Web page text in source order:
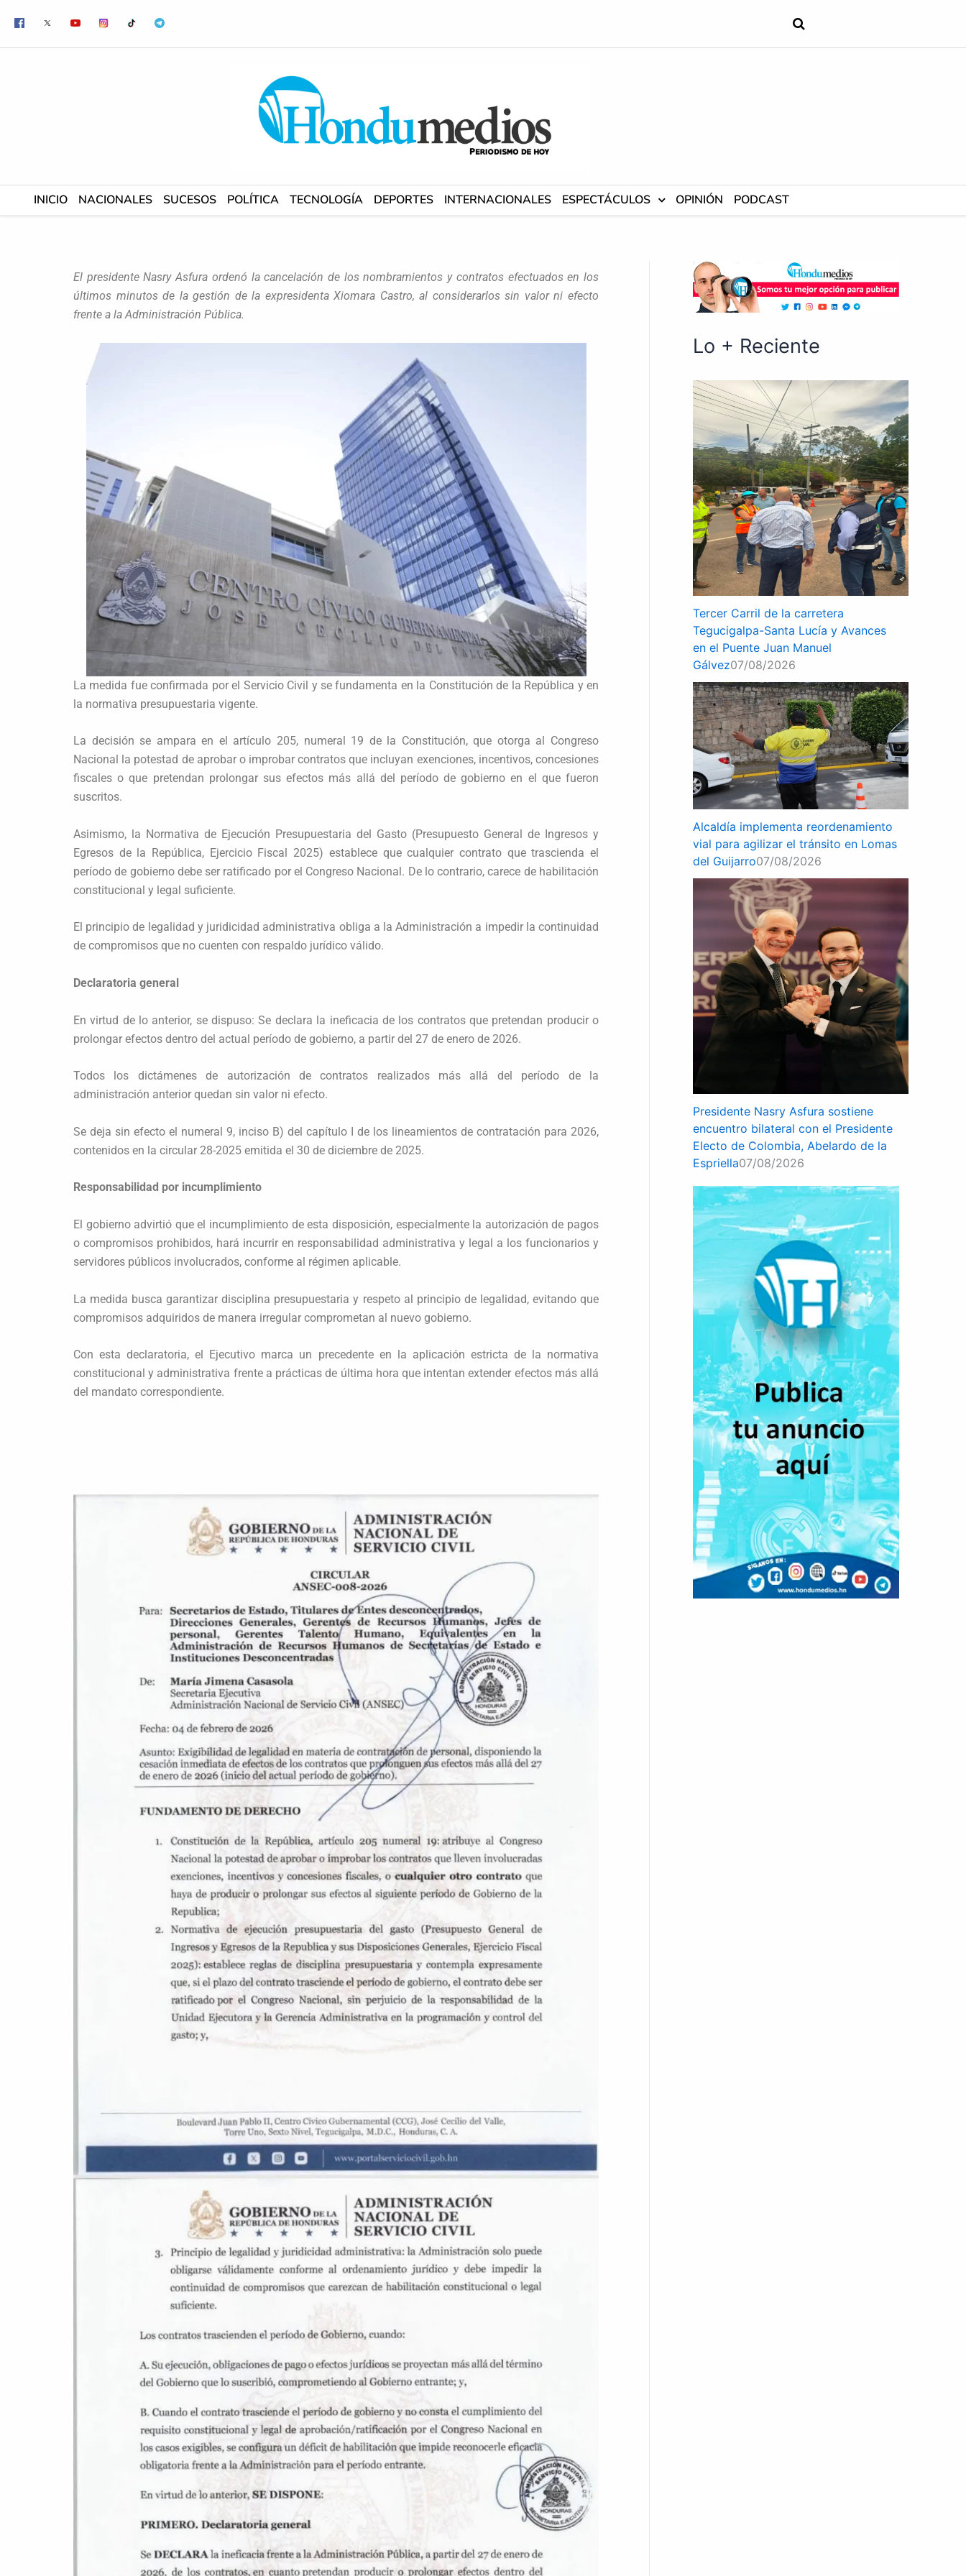
contenido
INICIO NACIONALES SUCESOS POLÍTICA TECNOLOGÍA DEPORTES INTERNACIONALES ESPECTÁCULOS OPINIÓN PODCAST
El presidente Nasry Asfura ordenó la cancelación de los nombramientos y contratos efectuados en los
últimos minutos de la gestión de la expresidenta Xiomara Castro, al considerarlos sin valor ni efecto
frente a la Administración Pública.
La medida fue confirmada por el Servicio Civil y se fundamenta en la Constitución de la República y en
la normativa presupuestaria vigente.
La decisión se ampara en el artículo 205, numeral 19 de la Constitución, que otorga al Congreso
Nacional la potestad de aprobar o improbar contratos que incluyan exenciones, incentivos, concesiones
fiscales o que pretendan prolongar sus efectos más allá del período de gobierno en el que fueron
suscritos.
Asimismo, la Normativa de Ejecución Presupuestaria del Gasto (Presupuesto General de Ingresos y
Egresos de la República, Ejercicio Fiscal 2025) establece que cualquier contrato que trascienda el
período de gobierno debe ser ratificado por el Congreso Nacional. De lo contrario, carece de habilitación
constitucional y legal suficiente.
El principio de legalidad y juridicidad administrativa obliga a la Administración a impedir la continuidad
de compromisos que no cuenten con respaldo jurídico válido.
Declaratoria general
En virtud de lo anterior, se dispuso: Se declara la ineficacia de los contratos que pretendan producir o
prolongar efectos dentro del actual período de gobierno, a partir del 27 de enero de 2026.
Todos los dictámenes de autorización de contratos realizados más allá del período de la
administración anterior quedan sin valor ni efecto.
Se deja sin efecto el numeral 9, inciso B) del capítulo I de los lineamientos de contratación para 2026,
contenidos en la circular 28-2025 emitida el 30 de diciembre de 2025.
Responsabilidad por incumplimiento
El gobierno advirtió que el incumplimiento de esta disposición, especialmente la autorización de pagos
o compromisos prohibidos, hará incurrir en responsabilidad administrativa y legal a los funcionarios y
servidores públicos involucrados, conforme al régimen aplicable.
La medida busca garantizar disciplina presupuestaria y respeto al principio de legalidad, evitando que
compromisos adquiridos de manera irregular comprometan al nuevo gobierno.
Con esta declaratoria, el Ejecutivo marca un precedente en la aplicación estricta de la normativa
constitucional y administrativa frente a prácticas de última hora que intentan extender efectos más allá
del mandato correspondiente.
Lo + Reciente
Tercer Carril de la carretera
Tegucigalpa-Santa Lucía y Avances
en el Puente Juan Manuel
Gálvez07/08/2026
Alcaldía implementa reordenamiento
vial para agilizar el tránsito en Lomas
del Guijarro07/08/2026
Presidente Nasry Asfura sostiene
encuentro bilateral con el Presidente
Electo de Colombia, Abelardo de la
Espriella07/08/2026